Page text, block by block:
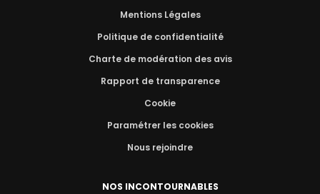
Mentions Légales
Politique de confidentialité
Charte de modération des avis
Rapport de transparence
Cookie
Paramétrer les cookies
Nous rejoindre
NOS INCONTOURNABLES